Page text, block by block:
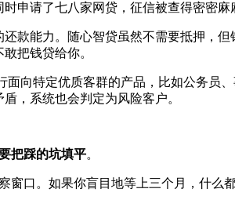
申请了七八家网贷，征信被查得密密
款能力。随心智贷虽然不需要抵押，
把钱贷给你。
面向特定优质客群的产品，比如公务员
，系统也会判定为风险客户。
把踩的坑填平。
窗口。如果你盲目地等上三个月，什